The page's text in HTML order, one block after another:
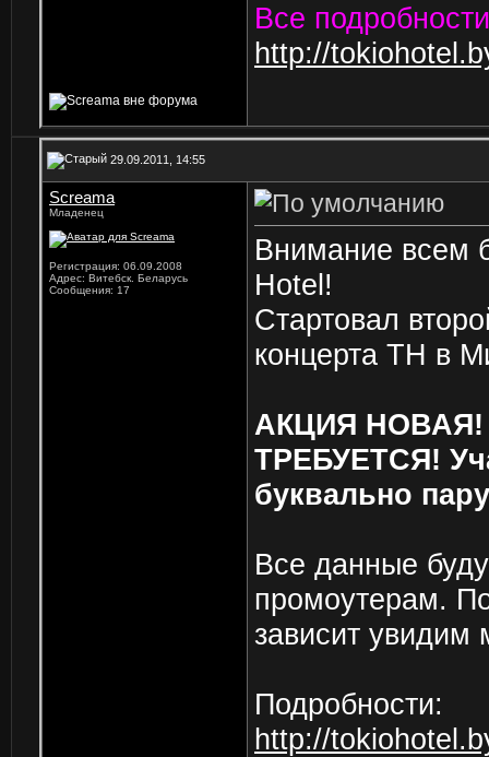
Все
http://
29.09.2011, 14:55
Screama
Младенец
Регистрация: 06.09.2008
Адрес: Витебск. Беларусь
Сообщения: 17
Внимание всем
Hotel!
Стартовал
концерта ТН в
АКЦИЯ
ТРЕБУЕТСЯ!
буквально
Все данные
промоутерам.
зависит увидим
Подробности:
http://